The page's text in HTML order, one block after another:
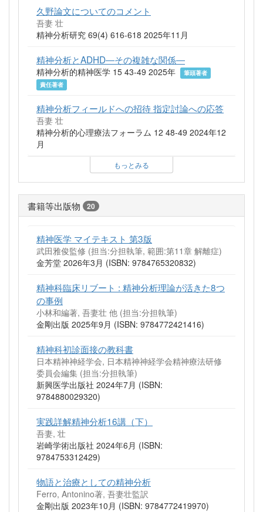
久野論文についてのコメント
吾妻 壮
精神分析研究 69(4) 616-618 2025年11月
精神分析とADHD―その複雑な関係―
精神分析的精神医学 15 43-49 2025年
筆頭著者
責任著者
精神分析フィールドへの招待 指定討論への応答
吾妻 壮
精神分析的心理療法フォーラム 12 48-49 2024年12
月
もっとみる
書籍等出版物 20
精神医学 マイテキスト 第3版
武田雅俊監修 (担当:分担執筆, 範囲:第11章 解離症)
金芳堂 2026年3月 (ISBN: 9784765320832)
精神科臨床リブート : 精神分析理論が活きた8つ
の事例
小林和編著, 吾妻壮 他 (担当:分担執筆)
金剛出版 2025年9月 (ISBN: 9784772421416)
精神科初診面接の教科書
日本精神神経学会, 日本精神神経学会精神療法研修
委員会編集 (担当:分担執筆)
新興医学出版社 2024年7月 (ISBN:
9784880029320)
実践詳解精神分析16講（下）
吾妻, 壮
岩崎学術出版社 2024年6月 (ISBN:
9784753312429)
物語と治療としての精神分析
Ferro, Antonino著, 吾妻壮監訳
金剛出版 2023年10月 (ISBN: 9784772419970)